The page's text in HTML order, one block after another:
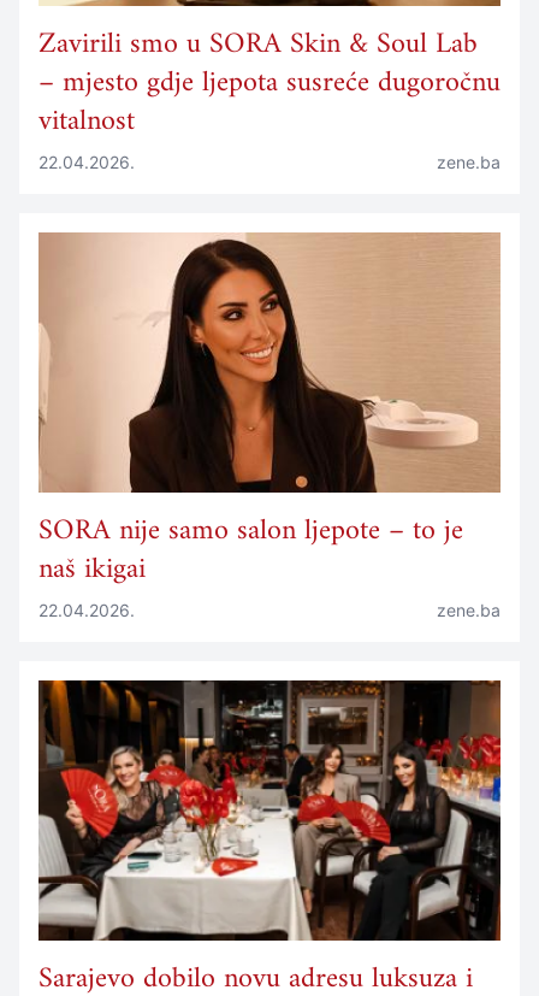
Zavirili smo u SORA Skin & Soul Lab
– mjesto gdje ljepota susreće dugoročnu
vitalnost
22.04.2026. zene.ba
SORA nije samo salon ljepote – to je
naš ikigai
22.04.2026. zene.ba
Sarajevo dobilo novu adresu luksuza i